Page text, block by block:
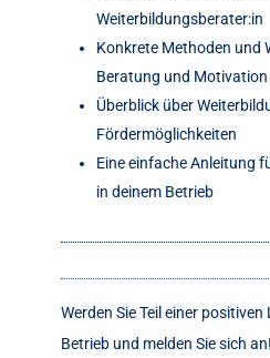
Weiterbildungsberater:in
Konkrete Methoden und
Beratung und Motivation
Überblick über
Fördermöglichkeiten
Eine einfache Anleitung
in deinem Betrieb
Werden Sie Teil einer
Betrieb und melden Sie sich